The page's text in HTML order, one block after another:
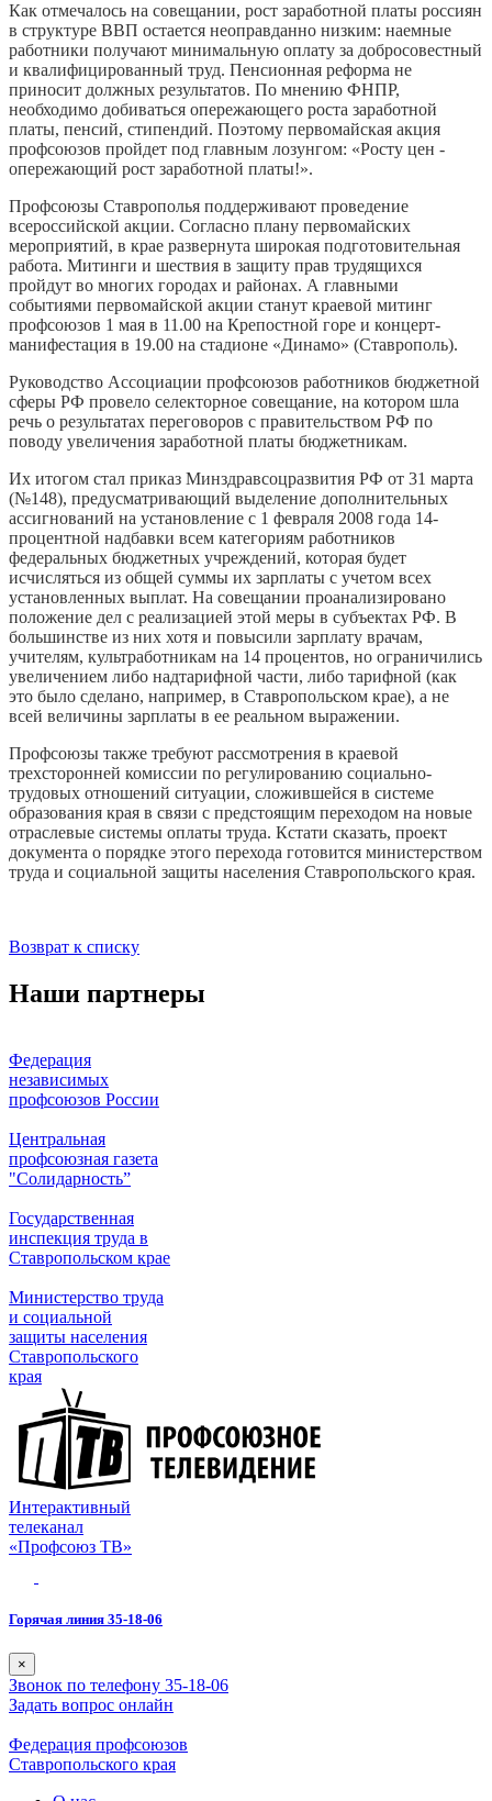
Как отмечалось на совещании, рост заработной платы россиян
в структуре ВВП остается неоправданно низким: наемные
работники получают минимальную оплату за добросовестный
и квалифицированный труд. Пенсионная реформа не
приносит должных результатов. По мнению ФНПР,
необходимо добиваться опережающего роста заработной
платы, пенсий, стипендий. Поэтому первомайская акция
профсоюзов пройдет под главным лозунгом: «Росту цен -
опережающий рост заработной платы!».
Профсоюзы Ставрополья поддерживают проведение
всероссийской акции. Согласно плану первомайских
мероприятий, в крае развернута широкая подготовительная
работа. Митинги и шествия в защиту прав трудящихся
пройдут во многих городах и районах. А главными
событиями первомайской акции станут краевой митинг
профсоюзов 1 мая в 11.00 на Крепостной горе и концерт-
манифестация в 19.00 на стадионе «Динамо» (Ставрополь).
Руководство Ассоциации профсоюзов работников бюджетной
сферы РФ провело селекторное совещание, на котором шла
речь о результатах переговоров с правительством РФ по
поводу увеличения заработной платы бюджетникам.
Их итогом стал приказ Минздравсоцразвития РФ от 31 марта
(№148), предусматривающий выделение дополнительных
ассигнований на установление с 1 февраля 2008 года 14-
процентной надбавки всем категориям работников
федеральных бюджетных учреждений, которая будет
исчисляться из общей суммы их зарплаты с учетом всех
установленных выплат. На совещании проанализировано
положение дел с реализацией этой меры в субъектах РФ. В
большинстве из них хотя и повысили зарплату врачам,
учителям, культработникам на 14 процентов, но ограничились
увеличением либо надтарифной части, либо тарифной (как
это было сделано, например, в Ставропольском крае), а не
всей величины зарплаты в ее реальном выражении.
Профсоюзы также требуют рассмотрения в краевой
трехсторонней комиссии по регулированию социально-
трудовых отношений ситуации, сложившейся в системе
образования края в связи с предстоящим переходом на новые
отраслевые системы оплаты труда. Кстати сказать, проект
документа о порядке этого перехода готовится министерством
труда и социальной защиты населения Ставропольского края.
Возврат к списку
Наши партнеры
Федерация
независимых
профсоюзов России
Центральная
профсоюзная газета
"Солидарность”
Государственная
инспекция труда в
Ставропольском крае
Министерство труда
и социальной
защиты населения
Ставропольского
края
Интерактивный
телеканал
«Профсоюз ТВ»
Горячая линия 35-18-06
×
Звонок по телефону 35-18-06
Задать вопрос онлайн
Федерация профсоюзов
Ставропольского края